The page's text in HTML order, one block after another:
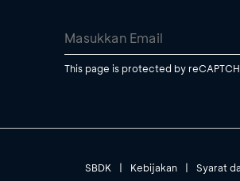
This page is protected by
SBDK | Kebijakan | Syarat